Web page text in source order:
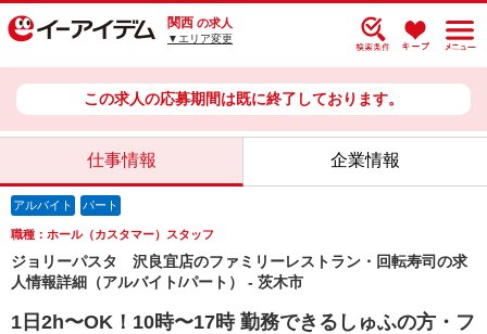
関西 の求人
▼エリア変更
この求人の応募期間は既に終了しております。
仕事情報 企業情報
アルバイト パート
職種：ホール（カスタマー）スタッフ
ジョリーパスタ 沢良宜店のファミリーレストラン・回転寿司の求
人情報詳細（アルバイト/パート） - 茨木市
1日2h〜OK！10時〜17時 勤務できるしゅふの方・フ